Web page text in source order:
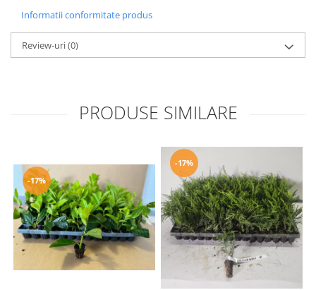
Informatii conformitate produs
Review-uri(0)
PRODUSE SIMILARE
-17%
-17%